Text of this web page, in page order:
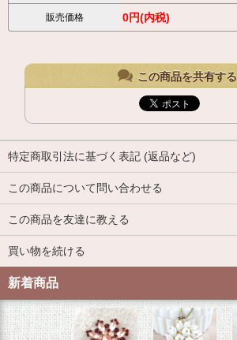
販売価格 0円(内税)
この商品を共有する
特定商取引法に基づく表記 (返品など)
この商品について問い合わせる
この商品を友達に教える
買い物を続ける
新着商品